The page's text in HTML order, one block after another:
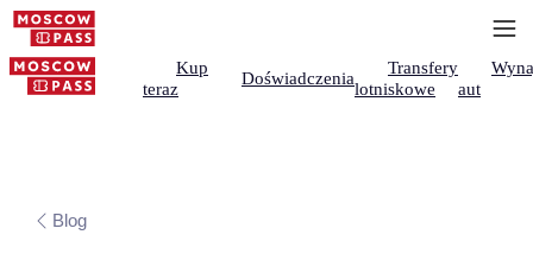
Kup
teraz
Doświadczenia
Transfery
lotniskowe
aut
Blog